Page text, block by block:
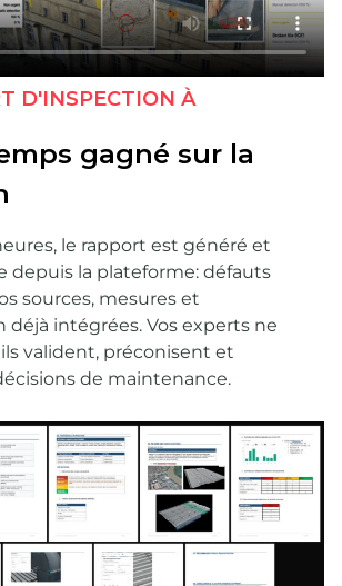
D'INSPECTION À
gagné sur la
le rapport est généré et
depuis la plateforme: défauts
sources, mesures et
déjà intégrées. Vos experts ne
valident, préconisent et
de maintenance.